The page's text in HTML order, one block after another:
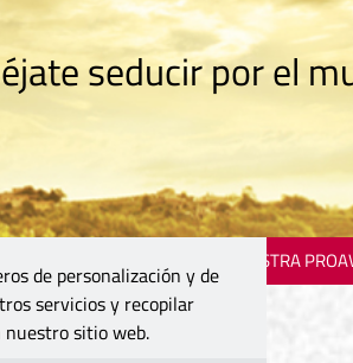
seducir por el
MOSTRA
de personalización y de
servicios y recopilar
sitio web.